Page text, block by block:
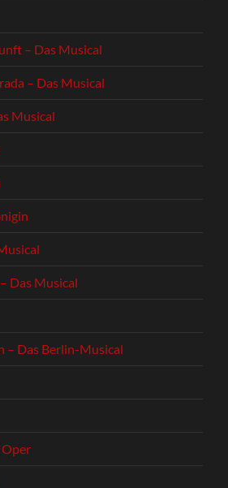
– Das Musical
– Das Musical
Musical
Das Musical
– Das Berlin-Musical
Oper